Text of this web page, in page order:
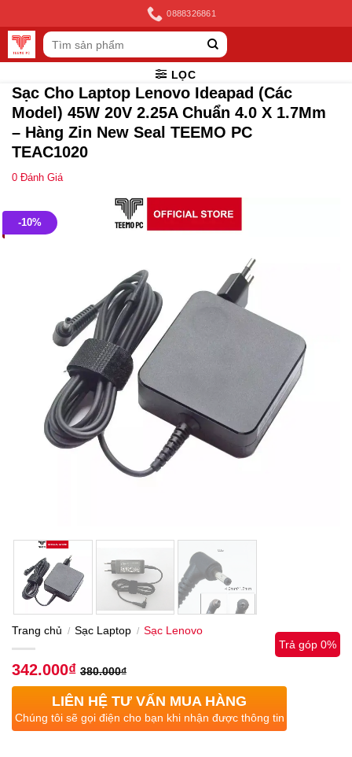
to
content
0888326861
Tìm
kiếm:
LỌC
Sạc Cho Laptop Lenovo Ideapad (Các
Model) 45W 20V 2.25A Chuẩn 4.0 X 1.7Mm
– Hàng Zin New Seal TEEMO PC
TEAC1020
0 Đánh Giá
-10%
Trang chủ / Sạc Laptop / Sạc Lenovo
342.000₫ 380.000₫
Trả góp 0%
LIÊN HỆ TƯ VẤN MUA HÀNG
Chúng tôi sẽ gọi điện cho bạn khi nhận được thông tin